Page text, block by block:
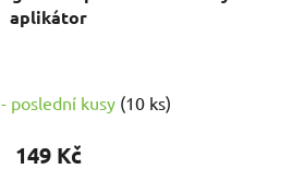
aplikátor
poslední kusy (10 ks)
149 Kč